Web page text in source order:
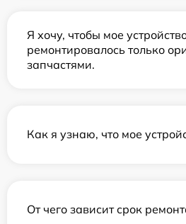
Я хочу, чтобы мое
ремонтировалось только
запчастями.
Как я узнаю, что мое
От чего зависит срок